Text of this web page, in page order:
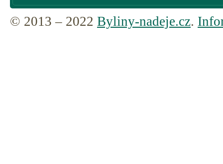
© 2013 – 2022 Byliny-nadeje.cz.